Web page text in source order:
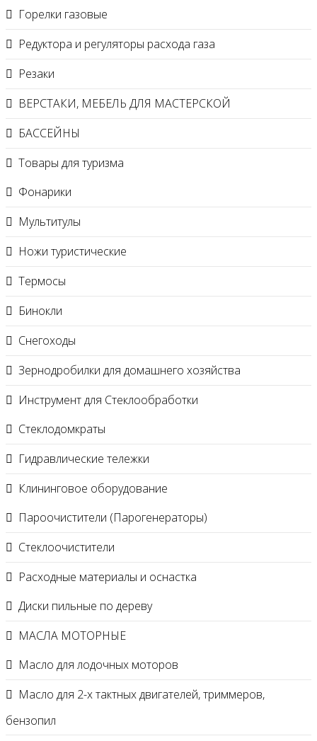
Горелки газовые
Редуктора и регуляторы расхода газа
Резаки
ВЕРСТАКИ, МЕБЕЛЬ ДЛЯ МАСТЕРСКОЙ
БАССЕЙНЫ
Товары для туризма
Фонарики
Мультитулы
Ножи туристические
Термосы
Бинокли
Снегоходы
Зернодробилки для домашнего хозяйства
Инструмент для Стеклообработки
Стеклодомкраты
Гидравлические тележки
Клининговое оборудование
Пароочистители (Парогенераторы)
Стеклоочистители
Расходные материалы и оснастка
Диски пильные по дереву
МАСЛА МОТОРНЫЕ
Масло для лодочных моторов
Масло для 2-х тактных двигателей, триммеров,
бензопил